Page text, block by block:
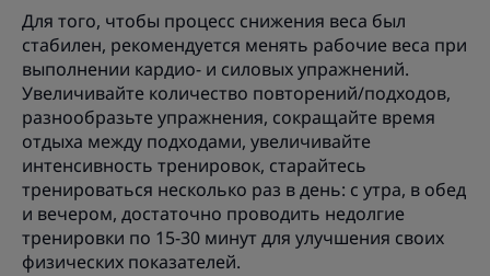
Для того, чтобы процесс снижения веса был
стабилен, рекомендуется менять рабочие веса при
выполнении кардио- и силовых упражнений.
Увеличивайте количество повторений/подходов,
разнообразьте упражнения, сокращайте время
отдыха между подходами, увеличивайте
интенсивность тренировок, старайтесь
тренироваться несколько раз в день: с утра, в обед
и вечером, достаточно проводить недолгие
тренировки по 15-30 минут для улучшения своих
физических показателей.